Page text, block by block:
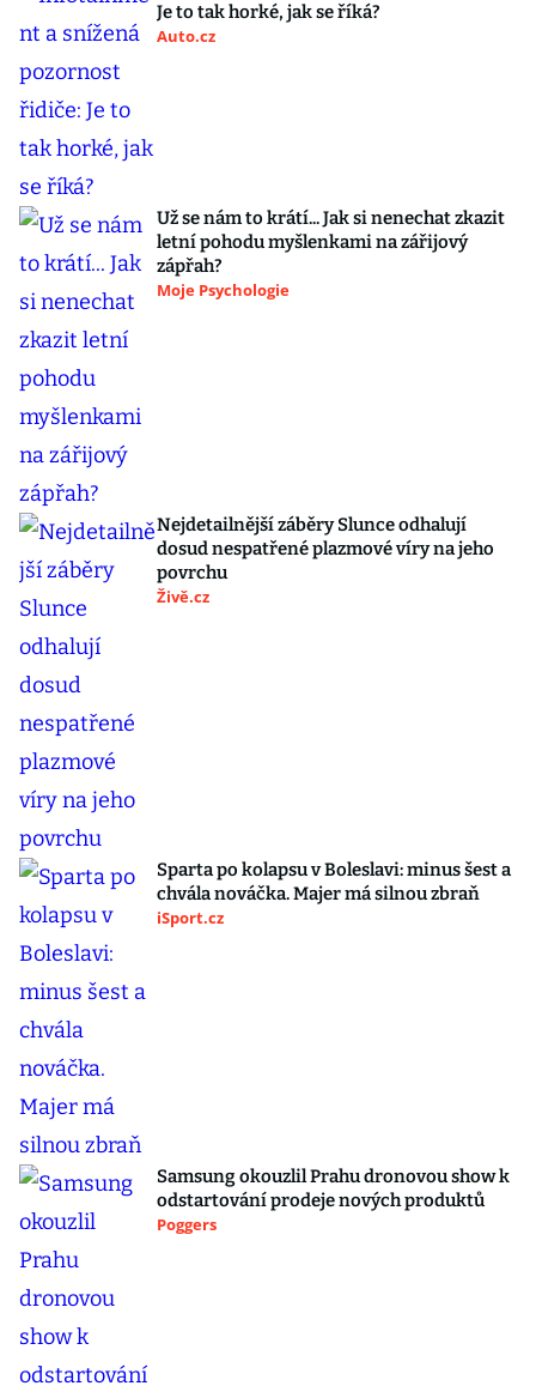
Je to tak horké, jak se říká?
Auto.cz
Už se nám to krátí... Jak si nenechat zkazit
letní pohodu myšlenkami na zářijový
zápřah?
Moje Psychologie
Nejdetailnější záběry Slunce odhalují
dosud nespatřené plazmové víry na jeho
povrchu
Živě.cz
Sparta po kolapsu v Boleslavi: minus šest a
chvála nováčka. Majer má silnou zbraň
iSport.cz
Samsung okouzlil Prahu dronovou show k
odstartování prodeje nových produktů
Poggers